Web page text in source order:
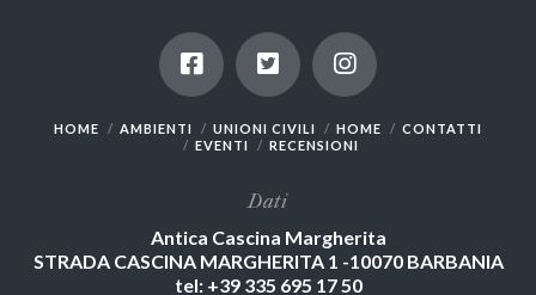
HOME AMBIENTI UNIONI CIVILI HOME
CONTATTI
EVENTI
RECENSIONI
Dati
Antica Cascina Margherita
STRADA CASCINA MARGHERITA 1 -10070 BARBANIA
tel: +39 335 695 17 50